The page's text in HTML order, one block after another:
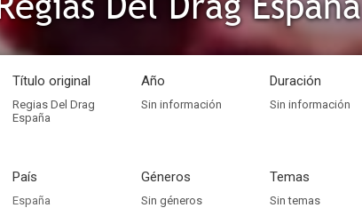
Título original
Regias Del Drag
España
Año
Sin información
Duración
Sin información
País
España
Géneros
Sin géneros
Temas
Sin temas